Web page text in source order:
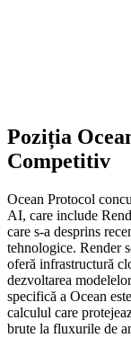
Poziția
Competitiv
Ocean Protocol
AI, care include
care s-a desprins
tehnologice. Render
oferă infrastructură
dezvoltarea
specifică a Ocean
calculul care
brute la fluxurile de